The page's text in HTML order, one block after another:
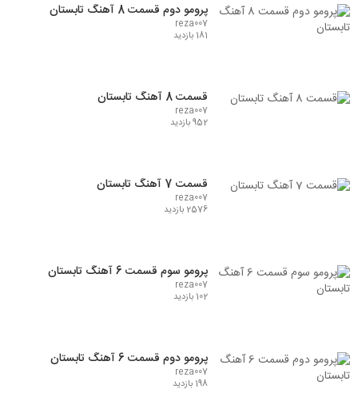
پرومو دوم قسمت 8 آهنگ تابستان
reza007
181 بازدید
قسمت 8 آهنگ تابستان
reza007
952 بازدید
قسمت 7 آهنگ تابستان
reza007
2576 بازدید
پرومو سوم قسمت 6 آهنگ تابستان
reza007
102 بازدید
پرومو دوم قسمت 6 آهنگ تابستان
reza007
198 بازدید